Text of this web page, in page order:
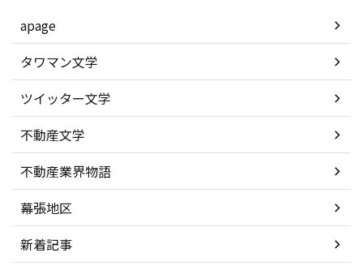
apage
タワマン文学
ツイッター文学
不動産文学
不動産業界物語
幕張地区
新着記事